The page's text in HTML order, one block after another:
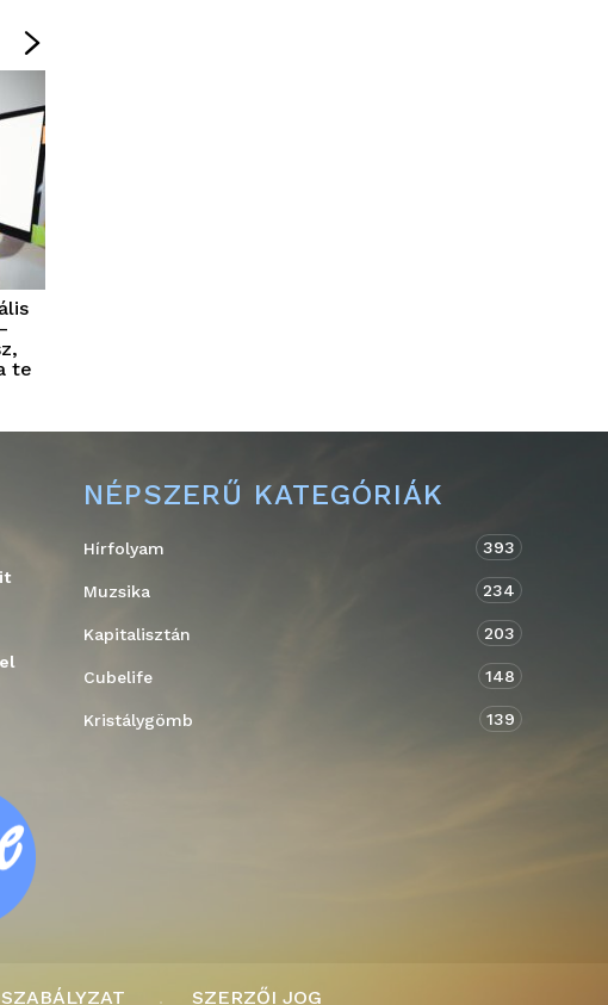
te
NÉPSZERŰ KATEGÓRIÁK
Hírfolyam 393
Muzsika 234
Kapitalisztán 203
Cubelife 148
Kristálygömb 139
SZERZŐI JOG